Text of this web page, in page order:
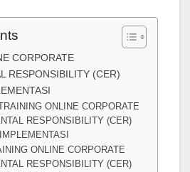
CORPORATE
RESPONSIBILITY (CER)
ONLINE CORPORATE
RESPONSIBILITY (CER)
ONLINE CORPORATE
RESPONSIBILITY (CER)